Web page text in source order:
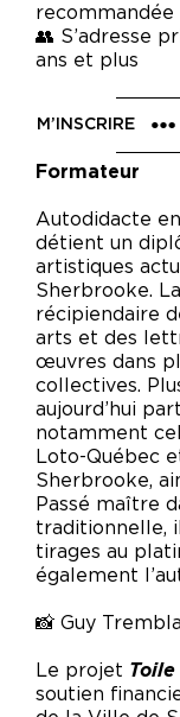
recommandée
👥 S’adresse
ans et plus
M’INSCRIRE
Formateur
Autodidacte
détient un
artistiques
Sherbrooke.
récipiendaire
arts et des
œuvres dans
collectives.
aujourd’hui
notamment
Loto-Québec
Sherbrooke,
Passé maître
traditionnelle,
tirages au
également
📸 Guy
Le projet
soutien